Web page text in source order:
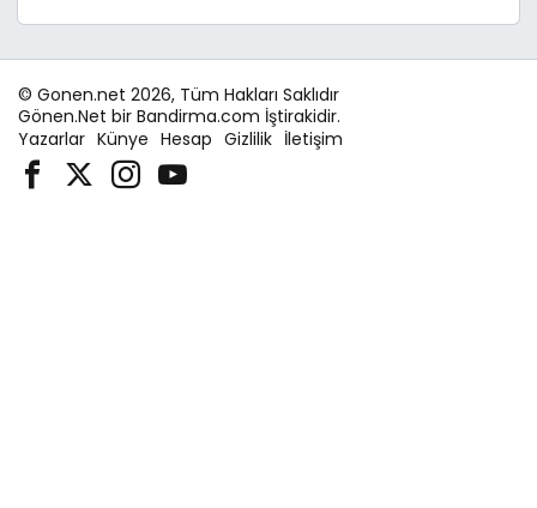
© Gonen.net 2026, Tüm Hakları Saklıdır
Gönen.Net bir Bandirma.com İştirakidir.
Yazarlar Künye Hesap Gizlilik İletişim